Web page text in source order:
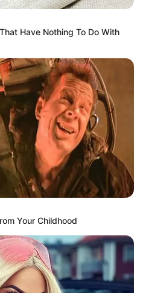
Have Nothing To Do With
Your Childhood